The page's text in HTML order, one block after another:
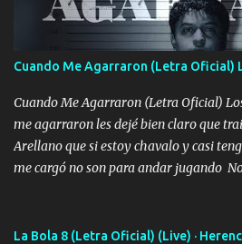
quiero que sea nunca con otra yo
quieres en ese momento te pido que
madre no quiero dejar de tenerte no
chile quisiera ser menos de ti
encierra princesa tu sabes que nunca
la peligro...
Cuando Me Agarraron (Letra Oficial)
Cuando Me Agarraron (Letra Oficial)
me agarraron les dejé bien claro que
Arellano que si estoy chavalo y casi
me cargó no son para andar jugando
firme el legado que si como me llamó
La Bola 8 (Letra Oficial) (Live) ·